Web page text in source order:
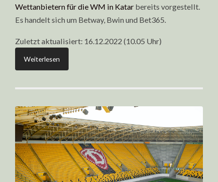
Wettanbietern für die WM in Katar bereits vorgestellt.
Es handelt sich um Betway, Bwin und Bet365.
Zuletzt aktualisiert: 16.12.2022 (10.05 Uhr)
Weiterlesen